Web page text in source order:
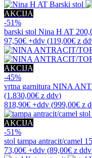
AKCIJA
-51%
barski stol Nina H AT
97,50€ +ddv (119,00€ z
AKCIJA
-45%
vrtna garnitura NINA
(1.830,00€ z ddv)
818,90€ +ddv (999,00€ z
AKCIJA
-51%
stol tampa antracit/camel
73,00€ +ddv (89,00€ z ddv